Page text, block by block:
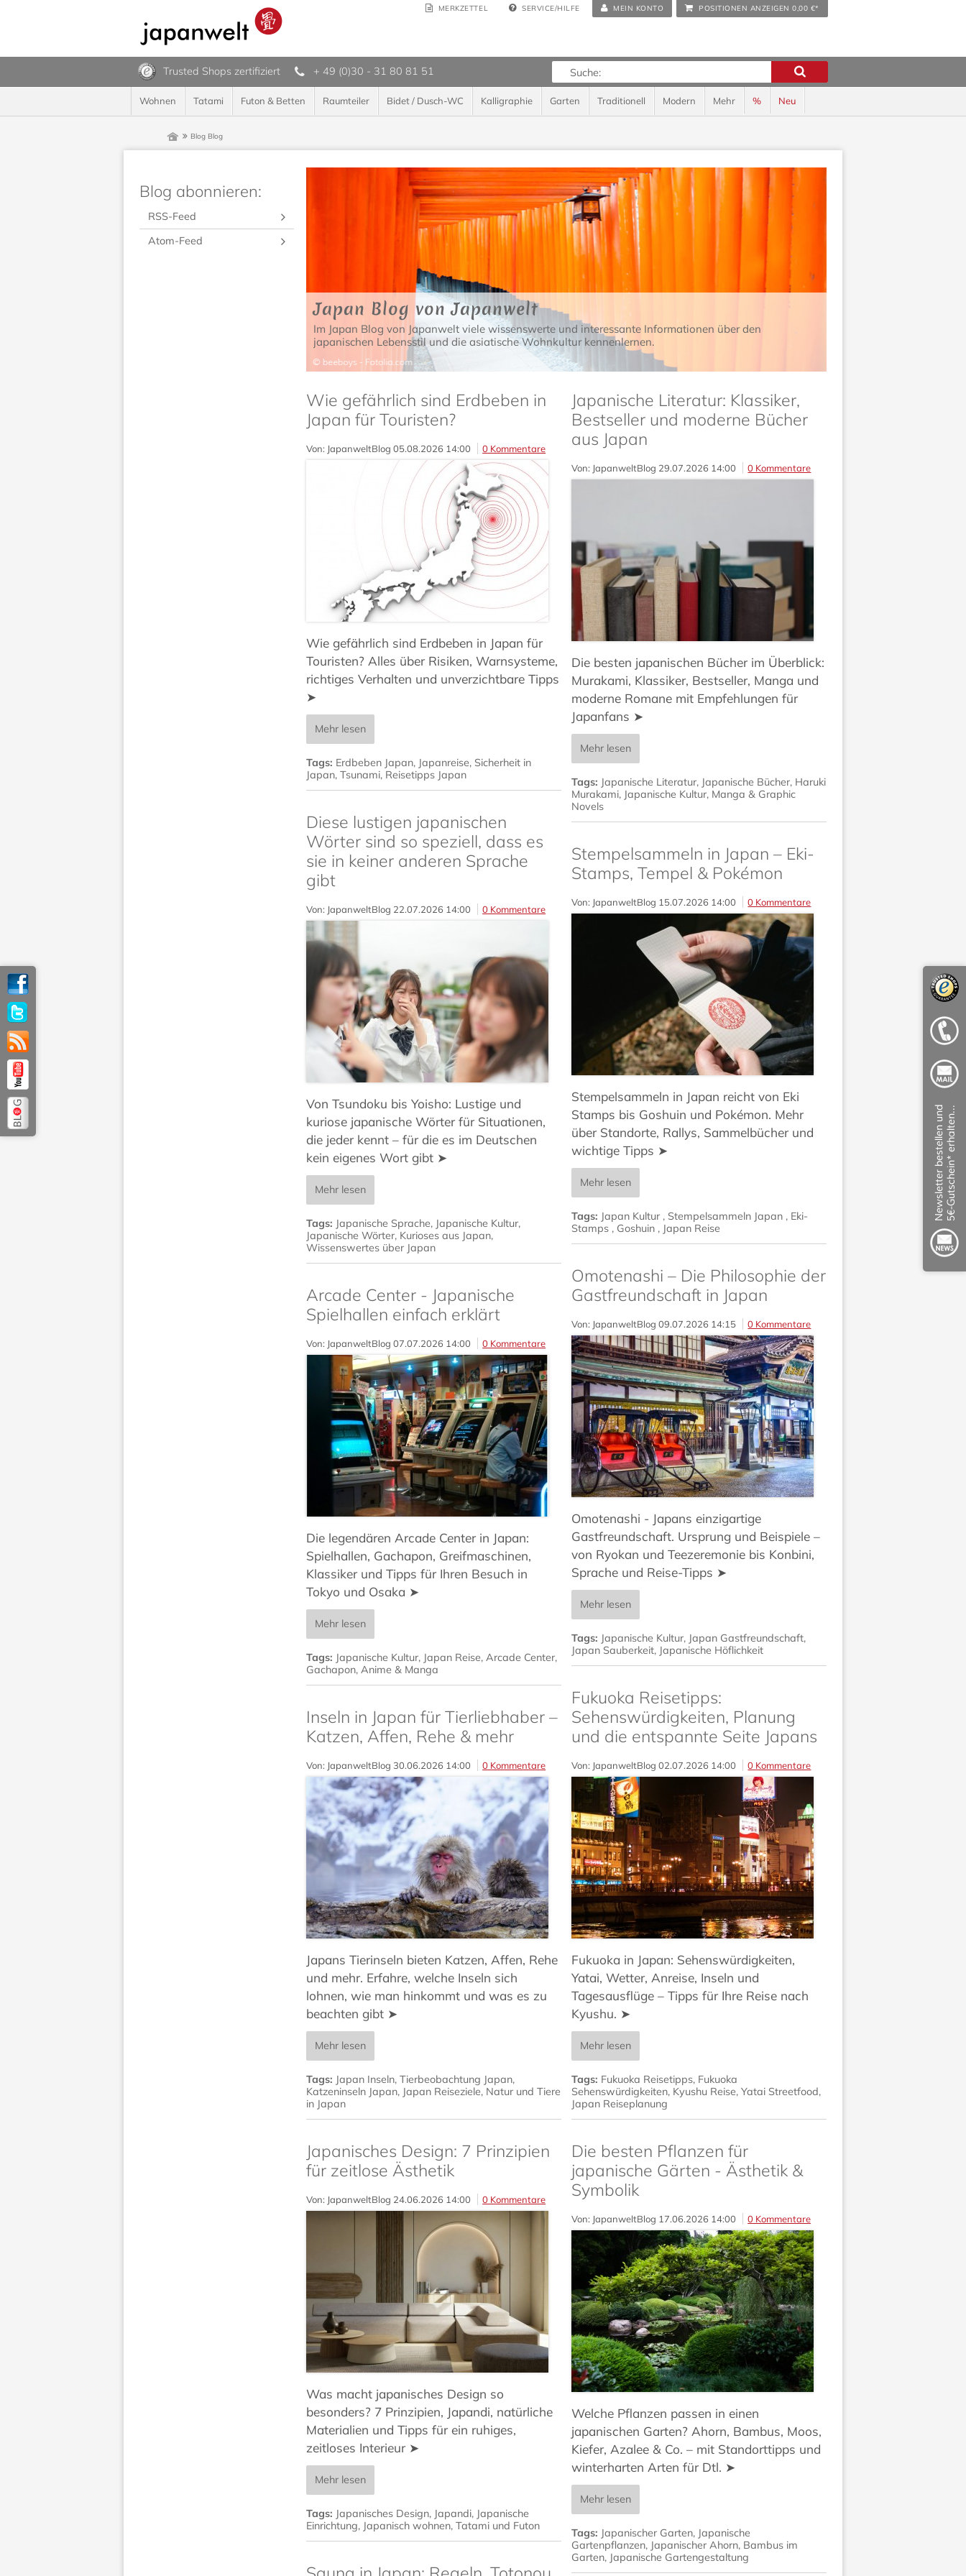
MERKZETTEL SERVICE/HILFE MEIN KONTO POSITIONEN ANZEIGEN 0,00 €*
Trusted Shops zertifiziert + 49 (0)30 - 31 80 81 51
Wohnen Tatami Futon & Betten Raumteiler Bidet / Dusch-WC Kalligraphie Garten Traditionell Modern Mehr % Neu
Blog Blog
Japan Blog von Japanwelt
Im Japan Blog von Japanwelt viele wissenswerte und interessante Informationen über den
japanischen Lebensstil und die asiatische Wohnkultur kennenlernen.
Wie gefährlich sind Erdbeben in
Japan für Touristen?
Von: JapanweltBlog05.08.2026 14:00 0 Kommentare
Wie gefährlich sind Erdbeben in Japan für
Touristen? Alles über Risiken, Warnsysteme,
richtiges Verhalten und unverzichtbare Tipps
➤
Mehr lesen
Tags: Erdbeben Japan, Japanreise, Sicherheit in
Japan,Tsunami, Reisetipps Japan
Japanische Literatur: Klassiker,
Bestseller und moderne Bücher
aus Japan
Von: JapanweltBlog 29.07.2026 14:00 0 Kommentare
Die besten japanischen Bücher im Überblick:
Murakami, Klassiker, Bestseller, Manga und
moderne Romane mit Empfehlungen für
Japanfans ➤
Mehr lesen
Tags: Japanische Literatur, Japanische Bücher, Haruki
Murakami, Japanische Kultur, Manga & Graphic
Novels
Diese lustigen japanischen
Wörter sind so speziell, dass es
sie in keiner anderen Sprache
gibt
Von: JapanweltBlog 22.07.2026 14:00 0 Kommentare
Von Tsundoku bis Yoisho: Lustige und
kuriose japanische Wörter für Situationen,
die jeder kennt – für die es im Deutschen
kein eigenes Wort gibt ➤
Mehr lesen
Tags: Japanische Sprache, Japanische Kultur,
Japanische Wörter, Kurioses aus Japan,
Wissenswertes über Japan
Stempelsammeln in Japan – Eki-
Stamps, Tempel & Pokémon
Von: JapanweltBlog 15.07.2026 14:00 0 Kommentare
Stempelsammeln in Japan reicht von Eki
Stamps bis Goshuin und Pokémon. Mehr
über Standorte, Rallys, Sammelbücher und
wichtige Tipps ➤
Mehr lesen
Tags: Japan Kultur , Stempelsammeln Japan , Eki-
Stamps , Goshuin , Japan Reise
Omotenashi – Die Philosophie der
Gastfreundschaft in Japan
Von: JapanweltBlog09.07.2026 14:15 0 Kommentare
Omotenashi - Japans einzigartige
Gastfreundschaft. Ursprung und Beispiele –
von Ryokan und Teezeremonie bis Konbini,
Sprache und Reise-Tipps ➤
Mehr lesen
Tags: Japanische Kultur, Japan Gastfreundschaft,
Japan Sauberkeit, Japanische Höflichkeit
Arcade Center - Japanische
Spielhallen einfach erklärt
Von: JapanweltBlog07.07.2026 14:00 0 Kommentare
Die legendären Arcade Center in Japan:
Spielhallen, Gachapon, Greifmaschinen,
Klassiker und Tipps für Ihren Besuch in
Tokyo und Osaka ➤
Mehr lesen
Tags: Japanische Kultur, Japan Reise,Arcade Center,
Gachapon,Anime & Manga
Fukuoka Reisetipps:
Sehenswürdigkeiten, Planung
und die entspannte Seite Japans
Von: JapanweltBlog02.07.2026 14:00 0 Kommentare
Fukuoka in Japan: Sehenswürdigkeiten,
Yatai, Wetter, Anreise, Inseln und
Tagesausflüge – Tipps für Ihre Reise nach
Kyushu. ➤
Mehr lesen
Tags: Fukuoka Reisetipps, Fukuoka
Sehenswürdigkeiten, Kyushu Reise,Yatai Streetfood,
Japan Reiseplanung
Inseln in Japan für Tierliebhaber –
Katzen, Affen, Rehe & mehr
Von: JapanweltBlog 30.06.2026 14:00 0 Kommentare
Japans Tierinseln bieten Katzen, Affen, Rehe
und mehr. Erfahre, welche Inseln sich
lohnen, wie man hinkommt und was es zu
beachten gibt ➤
Mehr lesen
Tags: Japan Inseln,Tierbeobachtung Japan,
Katzeninseln Japan, Japan Reiseziele, Natur und Tiere
in Japan
Japanisches Design: 7 Prinzipien
für zeitlose Ästhetik
Von: JapanweltBlog 24.06.2026 14:00 0 Kommentare
Was macht japanisches Design so
besonders? 7 Prinzipien, Japandi, natürliche
Materialien und Tipps für ein ruhiges,
zeitloses Interieur ➤
Mehr lesen
Tags: Japanisches Design, Japandi, Japanische
Einrichtung, Japanisch wohnen,Tatami und Futon
Die besten Pflanzen für
japanische Gärten - Ästhetik &
Symbolik
Von: JapanweltBlog 17.06.2026 14:00 0 Kommentare
Welche Pflanzen passen in einen
japanischen Garten? Ahorn, Bambus, Moos,
Kiefer, Azalee & Co. – mit Standorttipps und
winterharten Arten für Dtl. ➤
Mehr lesen
Tags: Japanischer Garten, Japanische
Gartenpflanzen, Japanischer Ahorn, Bambus im
Garten, Japanische Gartengestaltung
Blog abonnieren:
RSS-Feed
Atom-Feed